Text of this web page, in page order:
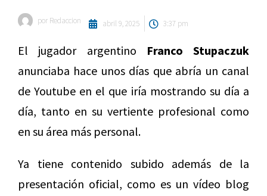
por Redaccion abril 9, 2025 3:37 pm
El jugador argentino Franco Stupaczuk
anunciaba hace unos días que abría un canal
de Youtube en el que iría mostrando su día a
día, tanto en su vertiente profesional como
en su área más personal.
Ya tiene contenido subido además de la
presentación oficial, como es un vídeo blog